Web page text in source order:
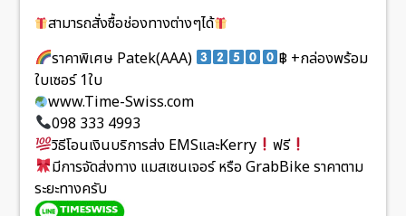
สามารถสั่งซื้อช่องทางต่างๆได้
ราคาพิเศษ Patek(AAA)
฿ +กล่องพร้อม
ใบเซอร์ 1ใบ
www.Time-Swiss.com
098 333 4993
วิธีโอนเงินบริการส่ง EMSและKerry
ฟรี
มีการจัดส่งทาง แมสเซนเจอร์ หรือ GrabBike ราคาตาม
ระยะทางครับ